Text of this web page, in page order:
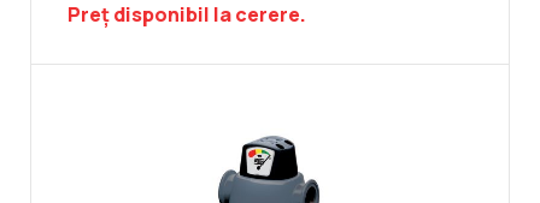
Preț disponibil la cerere.